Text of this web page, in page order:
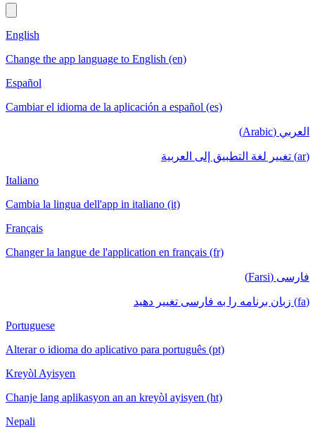
English
Change the app language to English (en)
Español
Cambiar el idioma de la aplicación a español (es)
العربي (Arabic)
(ar) تغيير لغة التطبيق إلى العربية
Italiano
Cambia la lingua dell'app in italiano (it)
Français
Changer la langue de l'application en français (fr)
فارسی (Farsi)
(fa) زبان برنامه را به فارسی تغییر دهید
Portuguese
Alterar o idioma do aplicativo para português (pt)
Kreyòl Ayisyen
Chanje lang aplikasyon an an kreyòl ayisyen (ht)
Nepali